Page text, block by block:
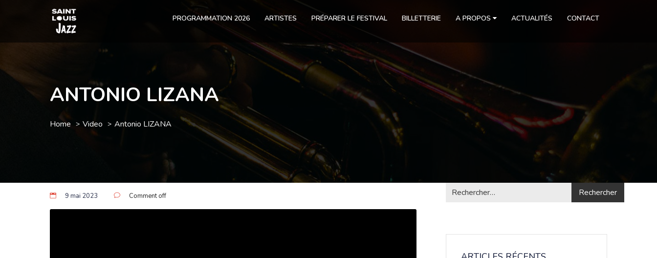
PROGRAMMATION 2026 ARTISTES PRÉPARER LE FESTIVAL BILLETTERIE A PROPOS ACTUALITÉS CONTACT
ANTONIO LIZANA
Home Video Antonio LIZANA
9 mai 2023 Comment off